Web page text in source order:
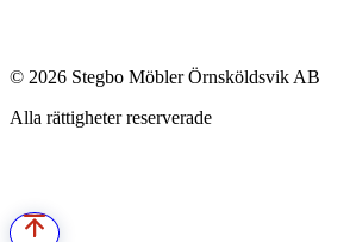
© 2026 Stegbo Möbler Örnsköldsvik AB
Alla rättigheter reserverade